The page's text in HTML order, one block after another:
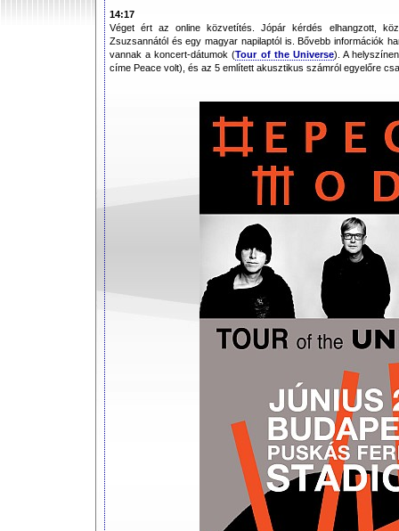
14:17
Véget ért az online közvetítés. Jópár kérdés elhangzott,
Zsuzsannától és egy magyar napilaptól is. Bővebb információk
vannak a koncert-dátumok (Tour of the Universe). A
címe Peace volt), és az 5 említett akusztikus számról egyelőre